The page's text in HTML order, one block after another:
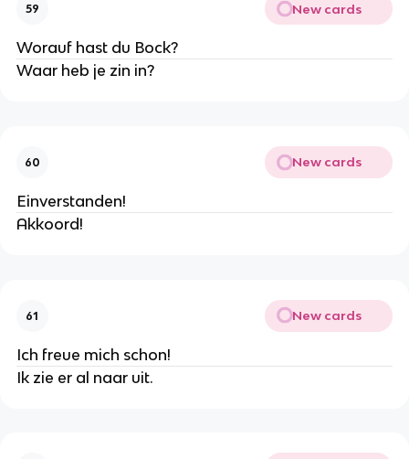
59 New cards
Worauf hast du Bock?
Waar heb je zin in?
60 New cards
Einverstanden!
Akkoord!
61 New cards
Ich freue mich schon!
Ik zie er al naar uit.